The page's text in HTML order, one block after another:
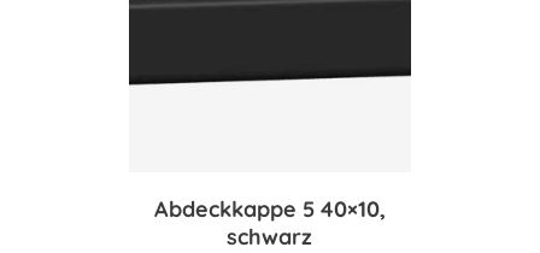
Abdeckkappe 5 40×10,
schwarz